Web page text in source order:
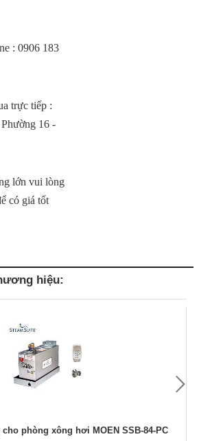
: 0906 183
trực tiếp :
16 -
lớn vui lòng
có giá tốt
hiệu:
phòng xông hơi MOEN SSB-84-PC